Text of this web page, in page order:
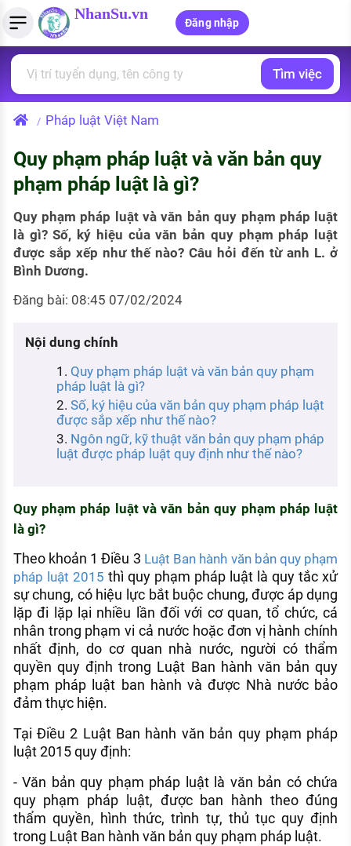
NhanSu.vn
Đăng nhập
Tìm việc làm
Việc làm ngành luật
Việc làm lương cao
Việc làm tốt nhất
CÔNG TY
Danh sách nhà tuyển dụng
Quản lý CV
Tải CV lên
Tạo CV trực tuyến
Mẫu CV đơn giản
Mẫu CV hiện đại
Tính lương Gross - Net
Tính thuế thu nhập cá nhân
Tính trợ cấp thất nghiệp
PHÁP LUẬT VIỆT NAM
Văn bản pháp luật
PHÁP LUẬT LAO ĐỘNG
Lao động và tiền lương
Bảo hiểm và phúc lợi
Thuế thu nhập
Hồ sơ biểu mẫu
Chính sách lao động
KHÁM PHÁ NGHỀ NGHIỆP
Tử vi nghề nghiệp
Kỹ năng nghề nghiệp
HƯỚNG NGHIỆP VIỆC LÀM
Xu hướng việc làm
XÂY DỰNG VÀ PHÁT TRIỂN ĐỘI NGŨ
NHÂN SỰ
TUYỂN DỤNG VIỆC LÀM
Tìm việc
/ Pháp luật Việt Nam
Quy phạm pháp luật và văn bản quy
phạm pháp luật là gì?
Quy phạm pháp luật và văn bản quy phạm pháp luật
là gì? Số, ký hiệu của văn bản quy phạm pháp luật
được sắp xếp như thế nào? Câu hỏi đến từ anh L. ở
Bình Dương.
Đăng bài: 08:45 07/02/2024
Nội dung chính
Quy phạm pháp luật và văn bản quy phạm
pháp luật là gì?
Số, ký hiệu của văn bản quy phạm pháp luật
được sắp xếp như thế nào?
Ngôn ngữ, kỹ thuật văn bản quy phạm pháp
luật được pháp luật quy định như thế nào?
Quy phạm pháp luật và văn bản quy phạm pháp luật
là gì?
Theo khoản 1 Điều 3 Luật Ban hành văn bản quy phạm
pháp luật 2015 thì quy phạm pháp luật là quy tắc xử
sự chung, có hiệu lực bắt buộc chung, được áp dụng
lặp đi lặp lại nhiều lần đối với cơ quan, tổ chức, cá
nhân trong phạm vi cả nước hoặc đơn vị hành chính
nhất định, do cơ quan nhà nước, người có thẩm
quyền quy định trong Luật Ban hành văn bản quy
phạm pháp luật ban hành và được Nhà nước bảo
đảm thực hiện.
Tại Điều 2 Luật Ban hành văn bản quy phạm pháp
luật 2015 quy định:
- Văn bản quy phạm pháp luật là văn bản có chứa
quy phạm pháp luật, được ban hành theo đúng
thẩm quyền, hình thức, trình tự, thủ tục quy định
trong Luật Ban hành văn bản quy phạm pháp luật.